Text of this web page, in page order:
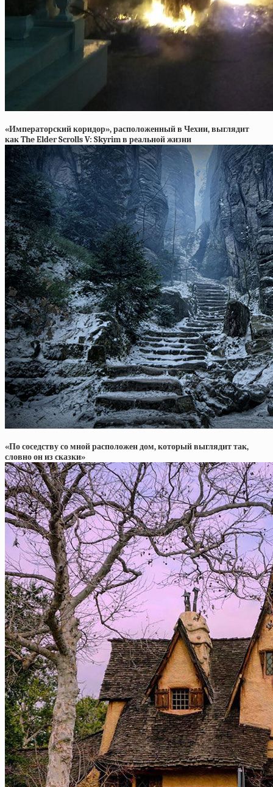
«Императорский коридор», расположенный в Чехии, выглядит
как The Elder Scrolls V: Skyrim в реальной жизни
«По соседству со мной расположен дом, который выглядит так,
словно он из сказки»